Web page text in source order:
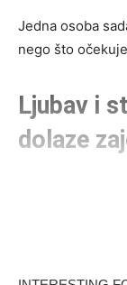
Jedna osoba
nego što
Ljubav i
dolaze